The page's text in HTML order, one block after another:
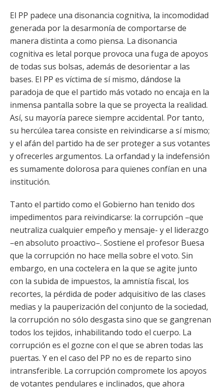
El PP padece una disonancia cognitiva, la incomodidad
generada por la desarmonía de comportarse de
manera distinta a como piensa. La disonancia
cognitiva es letal porque provoca una fuga de apoyos
de todas sus bolsas, además de desorientar a las
bases. El PP es víctima de sí mismo, dándose la
paradoja de que el partido más votado no encaja en la
inmensa pantalla sobre la que se proyecta la realidad.
Así, su mayoría parece siempre accidental. Por tanto,
su hercúlea tarea consiste en reivindicarse a sí mismo;
y el afán del partido ha de ser proteger a sus votantes
y ofrecerles argumentos. La orfandad y la indefensión
es sumamente dolorosa para quienes confían en una
institución.
Tanto el partido como el Gobierno han tenido dos
impedimentos para reivindicarse: la corrupción –que
neutraliza cualquier empeño y mensaje- y el liderazgo
–en absoluto proactivo–. Sostiene el profesor Buesa
que la corrupción no hace mella sobre el voto. Sin
embargo, en una coctelera en la que se agite junto
con la subida de impuestos, la amnistía fiscal, los
recortes, la pérdida de poder adquisitivo de las clases
medias y la pauperización del conjunto de la sociedad,
la corrupción no sólo desgasta sino que se gangrenan
todos los tejidos, inhabilitando todo el cuerpo. La
corrupción es el gozne con el que se abren todas las
puertas. Y en el caso del PP no es de reparto sino
intransferible. La corrupción compromete los apoyos
de votantes pendulares e inclinados, que ahora